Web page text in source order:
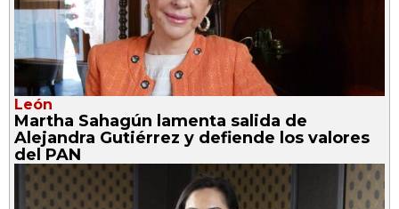
León
Martha Sahagún lamenta salida de
Alejandra Gutiérrez y defiende los valores
del PAN